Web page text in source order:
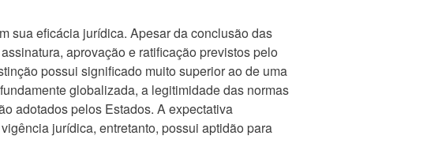
sua eficácia jurídica. Apesar da conclusão das
aprovação e ratificação previstos pelo
possui significado muito superior ao de uma
globalizada, a legitimidade das normas
adotados pelos Estados. A expectativa
jurídica, entretanto, possui aptidão para